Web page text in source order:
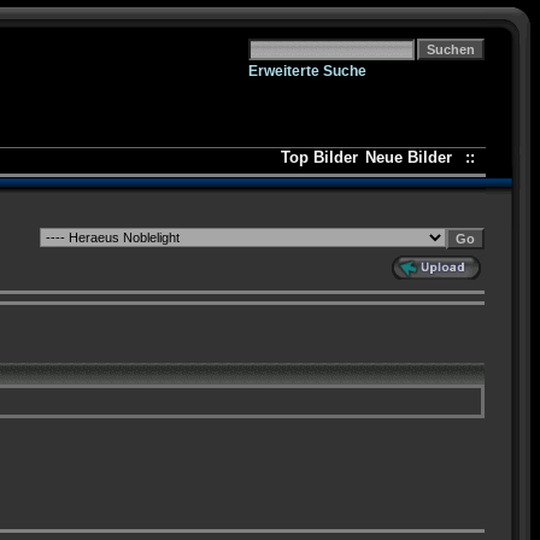
Erweiterte Suche
Top Bilder Neue Bilder ::